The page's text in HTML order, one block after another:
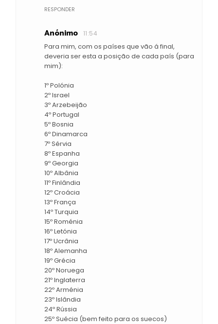
RESPONDER
Anónimo 11:54
Para mim, com os países que vão á final,
deveria ser esta a posição de cada país (para
mim):
1º Polónia
2º Israel
3º Arzebeijão
4º Portugal
5º Bosnia
6º Dinamarca
7º Sérvia
8º Espanha
9º Georgia
10º Albânia
11º Finlândia
12º Croácia
13º França
14º Turquia
15º Roménia
16º Letónia
17º Ucrânia
18º Alemanha
19º Grécia
20º Noruega
21º Inglaterra
22º Arménia
23º Islândia
24º Rússia
25º Suécia (bem feito para os suecos)